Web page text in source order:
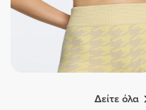
Δείτε όλα